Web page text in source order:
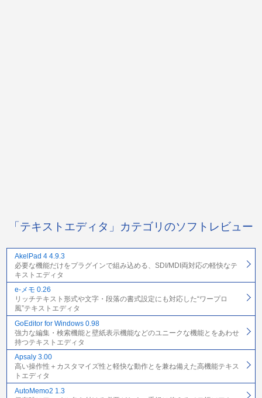
「テキストエディタ」カテゴリのソフトレビュー
AkelPad 4 4.9.3
必要な機能だけをプラグインで組み込める、SDI/MDI両対応の軽快なテ
キストエディタ
e-メモ 0.26
リッチテキスト形式や文字・段落の書式設定にも対応した“ワープロ
風”テキストエディタ
GoEditor for Windows 0.98
強力な編集・検索機能と壁紙表示機能などのユニークな機能とをあわせ
持つテキストエディタ
Apsaly 3.00
高い操作性＋カスタマイズ性と軽快な動作とを兼ね備えた高機能テキス
トエディタ
AutoMemo2 1.3